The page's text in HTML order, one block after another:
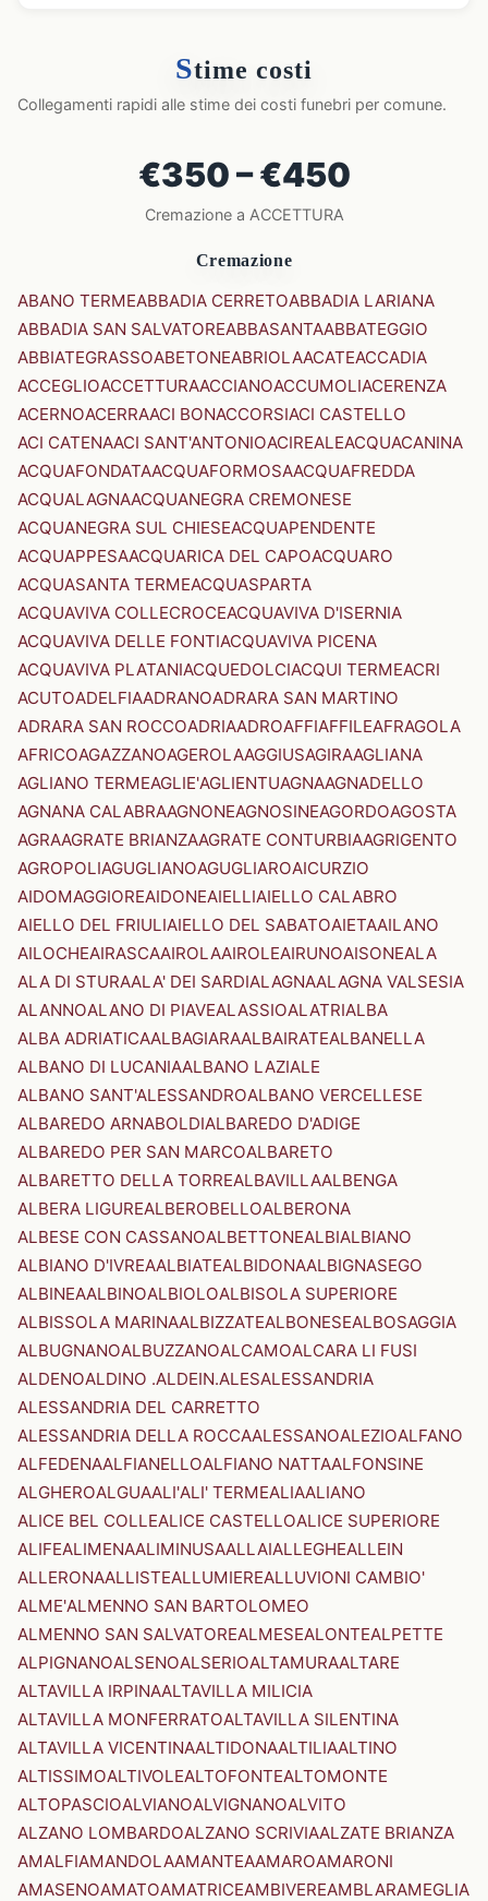
Stime costi
Collegamenti rapidi alle stime dei costi funebri per comune.
€350 – €450
Cremazione a ACCETTURA
Cremazione
ABANO TERMEABBADIA CERRETOABBADIA LARIANA
ABBADIA SAN SALVATOREABBASANTAABBATEGGIO
ABBIATEGRASSOABETONEABRIOLAACATEACCADIA
ACCEGLIOACCETTURAACCIANOACCUMOLIACERENZA
ACERNOACERRAACI BONACCORSIACI CASTELLO
ACI CATENAACI SANT'ANTONIOACIREALEACQUACANINA
ACQUAFONDATAACQUAFORMOSAACQUAFREDDA
ACQUALAGNAACQUANEGRA CREMONESE
ACQUANEGRA SUL CHIESEACQUAPENDENTE
ACQUAPPESAACQUARICA DEL CAPOACQUARO
ACQUASANTA TERMEACQUASPARTA
ACQUAVIVA COLLECROCEACQUAVIVA D'ISERNIA
ACQUAVIVA DELLE FONTIACQUAVIVA PICENA
ACQUAVIVA PLATANIACQUEDOLCIACQUI TERMEACRI
ACUTOADELFIAADRANOADRARA SAN MARTINO
ADRARA SAN ROCCOADRIAADROAFFIAFFILEAFRAGOLA
AFRICOAGAZZANOAGEROLAAGGIUSAGIRAAGLIANA
AGLIANO TERMEAGLIE'AGLIENTUAGNAAGNADELLO
AGNANA CALABRAAGNONEAGNOSINEAGORDOAGOSTA
AGRAAGRATE BRIANZAAGRATE CONTURBIAAGRIGENTO
AGROPOLIAGUGLIANOAGUGLIAROAICURZIO
AIDOMAGGIOREAIDONEAIELLIAIELLO CALABRO
AIELLO DEL FRIULIAIELLO DEL SABATOAIETAAILANO
AILOCHEAIRASCAAIROLAAIROLEAIRUNOAISONEALA
ALA DI STURAALA' DEI SARDIALAGNAALAGNA VALSESIA
ALANNOALANO DI PIAVEALASSIOALATRIALBA
ALBA ADRIATICAALBAGIARAALBAIRATEALBANELLA
ALBANO DI LUCANIAALBANO LAZIALE
ALBANO SANT'ALESSANDROALBANO VERCELLESE
ALBAREDO ARNABOLDIALBAREDO D'ADIGE
ALBAREDO PER SAN MARCOALBARETO
ALBARETTO DELLA TORREALBAVILLAALBENGA
ALBERA LIGUREALBEROBELLOALBERONA
ALBESE CON CASSANOALBETTONEALBIALBIANO
ALBIANO D'IVREAALBIATEALBIDONAALBIGNASEGO
ALBINEAALBINOALBIOLOALBISOLA SUPERIORE
ALBISSOLA MARINAALBIZZATEALBONESEALBOSAGGIA
ALBUGNANOALBUZZANOALCAMOALCARA LI FUSI
ALDENOALDINO .ALDEIN.ALESALESSANDRIA
ALESSANDRIA DEL CARRETTO
ALESSANDRIA DELLA ROCCAALESSANOALEZIOALFANO
ALFEDENAALFIANELLOALFIANO NATTAALFONSINE
ALGHEROALGUAALI'ALI' TERMEALIAALIANO
ALICE BEL COLLEALICE CASTELLOALICE SUPERIORE
ALIFEALIMENAALIMINUSAALLAIALLEGHEALLEIN
ALLERONAALLISTEALLUMIEREALLUVIONI CAMBIO'
ALME'ALMENNO SAN BARTOLOMEO
ALMENNO SAN SALVATOREALMESEALONTEALPETTE
ALPIGNANOALSENOALSERIOALTAMURAALTARE
ALTAVILLA IRPINAALTAVILLA MILICIA
ALTAVILLA MONFERRATOALTAVILLA SILENTINA
ALTAVILLA VICENTINAALTIDONAALTILIAALTINO
ALTISSIMOALTIVOLEALTOFONTEALTOMONTE
ALTOPASCIOALVIANOALVIGNANOALVITO
ALZANO LOMBARDOALZANO SCRIVIAALZATE BRIANZA
AMALFIAMANDOLAAMANTEAAMAROAMARONI
AMASENOAMATOAMATRICEAMBIVEREAMBLARAMEGLIA